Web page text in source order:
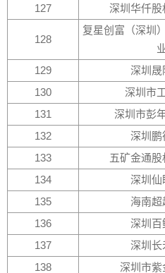
127
深圳华仟股
128
复星创富（深圳
129
深圳晟
130
深圳市
131
深圳市彭
132
深圳鹏
133
五矿金通
134
深圳仙
135
海南超
136
深圳百
137
深圳长
138
深圳市紫